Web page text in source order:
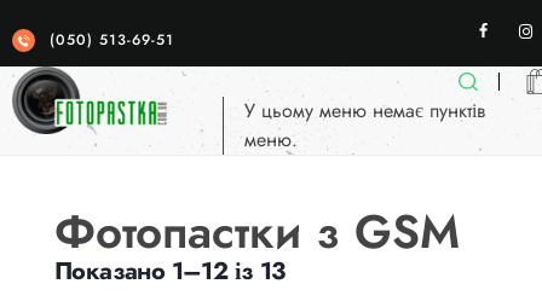
(050) 513-69-51
У цьому меню немає пунктів
меню.
Фотопастки з GSM
Показано 1–12 із 13